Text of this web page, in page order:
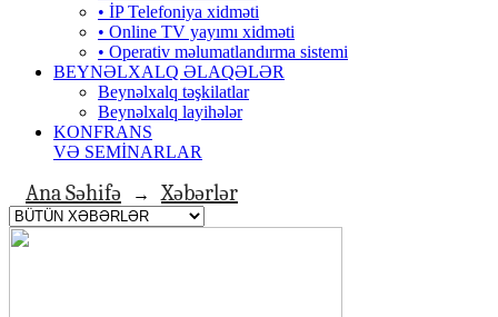
• İP Telefoniya xidməti
• Оnline TV yayımı xidməti
• Operativ məlumatlandırma sistemi
BEYNƏLXALQ ƏLAQƏLƏR
Beynəlxalq təşkilatlar
Beynəlxalq layihələr
KONFRANS
VƏ SEMİNARLAR
Ana Səhifə → Xəbərlər